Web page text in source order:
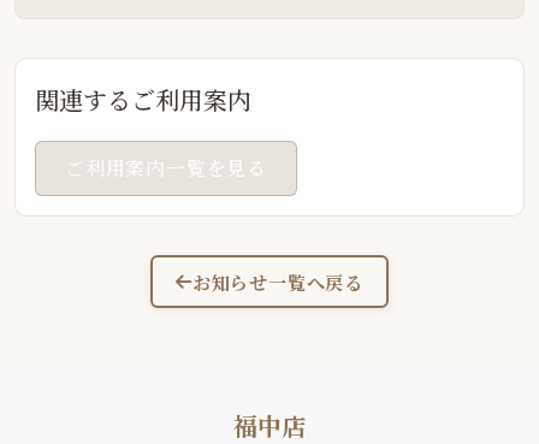
関連するご利用案内
ご利用案内一覧を見る
お知らせ一覧へ戻る
福中店